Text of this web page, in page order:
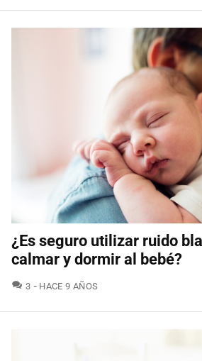
¿Es seguro utilizar ruido
calmar y dormir al bebé?
3 COMENTARIOS
HACE 9 AÑOS